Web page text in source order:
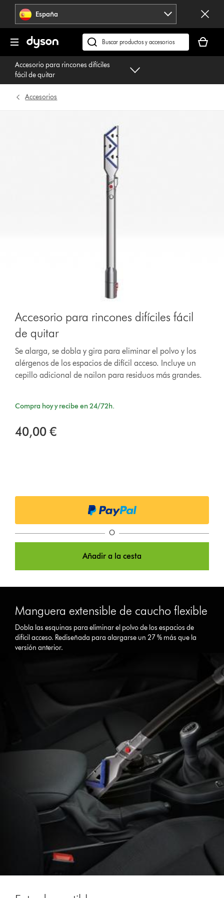
Omitir
navegación España
Buscar
en
dyson.es
cesta
está
Accesorio para rincones difíciles
fácil de quitar
Accesorios
Accesorio para rincones difíciles fácil
de quitar
Se alarga, se dobla y gira para eliminar el polvo y los
alérgenos de los espacios de difícil acceso. Incluye un
cepillo adicional de nailon para residuos más grandes.
Compra hoy y recibe en 24/72h.
40,00 €
O
Añadir a la cesta
Manguera extensible de caucho flexible
Dobla las esquinas para eliminar el polvo de los espacios de
difícil acceso. Rediseñada para alargarse un 27 % más que la
versión anterior.